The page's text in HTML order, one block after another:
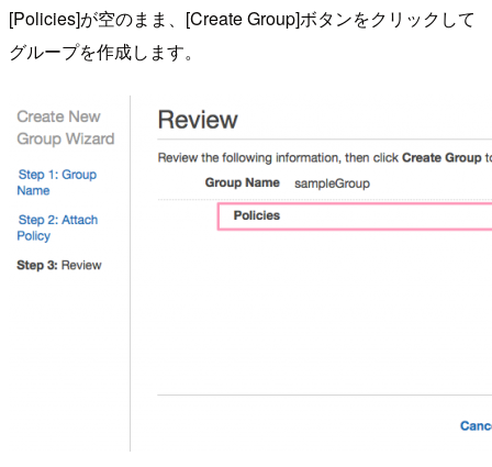
[Policies]が空のまま、[Create Group]ボタンをクリックして
グループを作成します。